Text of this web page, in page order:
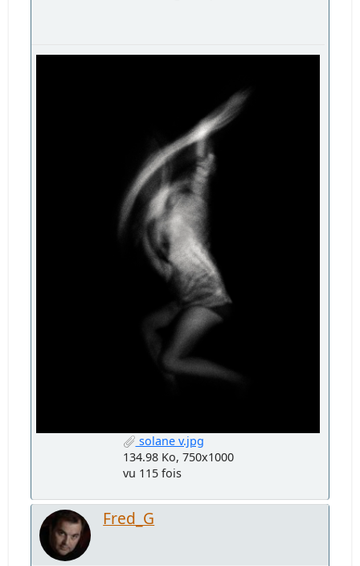
solane v.jpg
134.98 Ko, 750x1000
vu 115 fois
Fred_G